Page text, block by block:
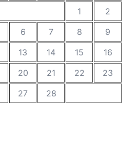
1
2
6 7 8
9
13 14 15
16
20 21 22
23
27
28